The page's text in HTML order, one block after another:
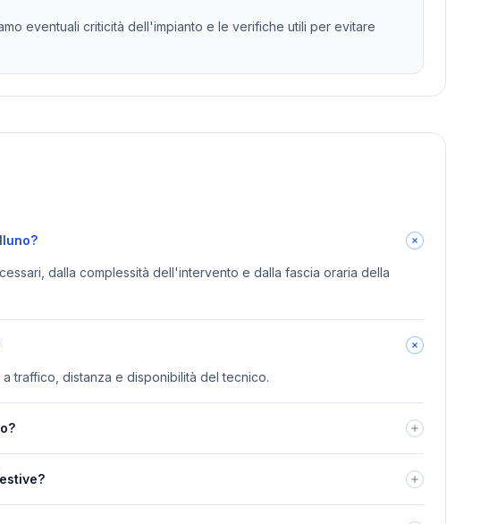
eventuali criticità dell'impianto e le verifiche utili per evitare
dalla complessità dell'intervento e dalla fascia oraria della
traffico, distanza e disponibilità del tecnico.